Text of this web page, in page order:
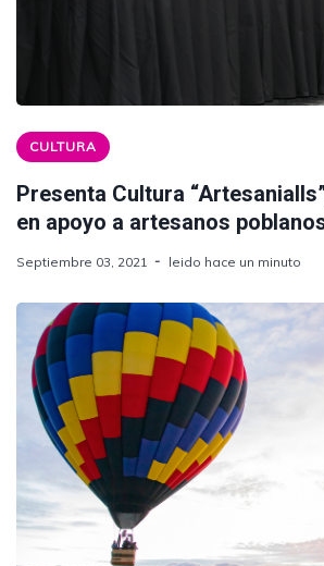
CULTURA
Presenta Cultura
en apoyo a artesanos
Septiembre 03, 2021 leido hace un minuto